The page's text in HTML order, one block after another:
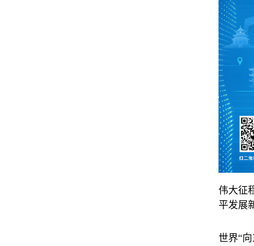
伟大征
平发展
世界“